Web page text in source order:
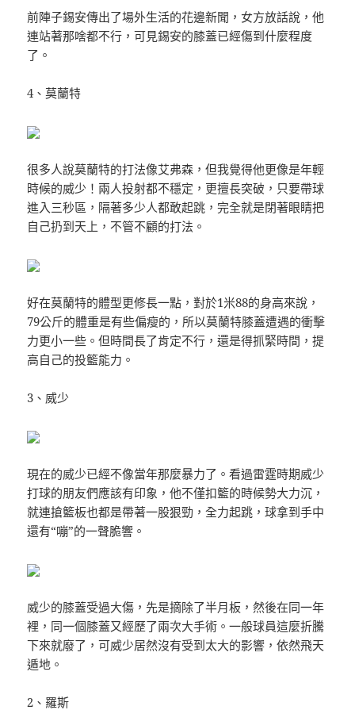
前陣子錫安傳出了場外生活的花邊新聞，女方放話說，他
連站著那啥都不行，可見錫安的膝蓋已經傷到什麼程度
了。
4、莫蘭特
很多人說莫蘭特的打法像艾弗森，但我覺得他更像是年輕
時候的威少！兩人投射都不穩定，更擅長突破，只要帶球
進入三秒區，隔著多少人都敢起跳，完全就是閉著眼睛把
自己扔到天上，不管不顧的打法。
好在莫蘭特的體型更修長一點，對於1米88的身高來說，
79公斤的體重是有些偏瘦的，所以莫蘭特膝蓋遭遇的衝擊
力更小一些。但時間長了肯定不行，還是得抓緊時間，提
高自己的投籃能力。
3、威少
現在的威少已經不像當年那麼暴力了。看過雷霆時期威少
打球的朋友們應該有印象，他不僅扣籃的時候勢大力沉，
就連搶籃板也都是帶著一股狠勁，全力起跳，球拿到手中
還有“嘣”的一聲脆響。
威少的膝蓋受過大傷，先是摘除了半月板，然後在同一年
裡，同一個膝蓋又經歷了兩次大手術。一般球員這麼折騰
下來就廢了，可威少居然沒有受到太大的影響，依然飛天
遁地。
2、羅斯